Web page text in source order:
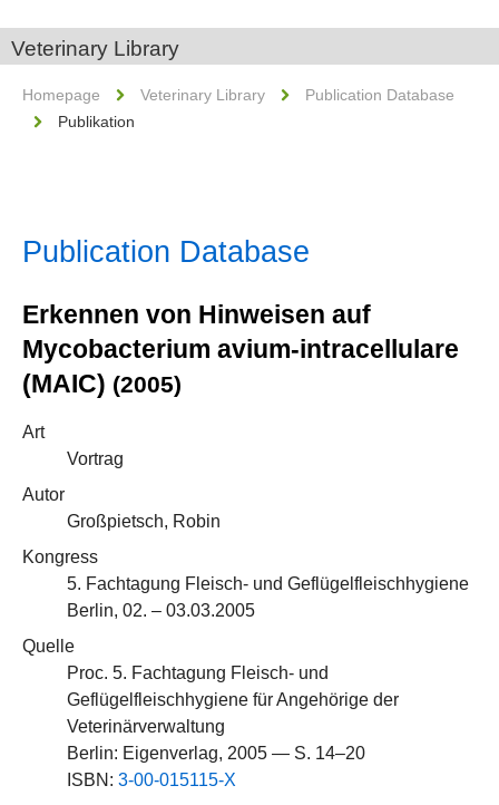
Veterinary Library
Homepage Veterinary Library
Publication Database
Publikation
Publication Database
Erkennen von Hinweisen auf
Mycobacterium avium-intracellulare
(MAIC) (2005)
Art
Vortrag
Autor
Großpietsch, Robin
Kongress
5. Fachtagung Fleisch- und Geflügelfleischhygiene
Berlin, 02. – 03.03.2005
Quelle
Proc. 5. Fachtagung Fleisch- und
Geflügelfleischhygiene für Angehörige der
Veterinärverwaltung
Berlin: Eigenverlag, 2005 — S. 14–20
ISBN: 3-00-015115-X